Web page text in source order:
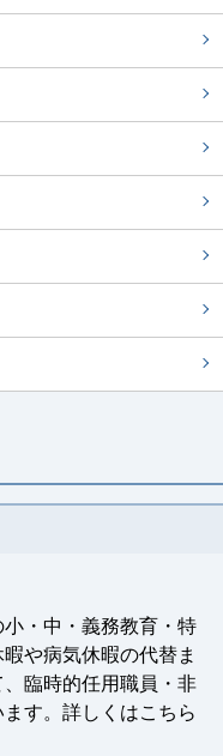
・中・義務教育・特
や病気休暇の代替ま
臨時的任用職員・非
す。詳しくはこちら